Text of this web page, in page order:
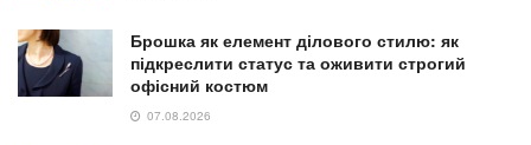
Брошка як елемент ділового стилю: як
підкреслити статус та оживити строгий
офісний костюм
07.08.2026